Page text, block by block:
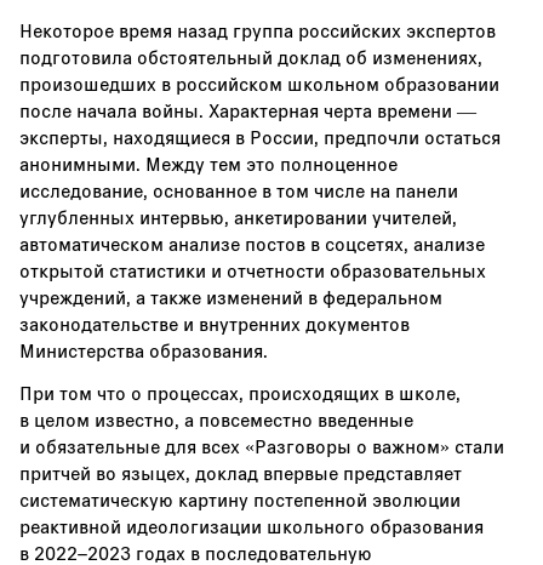
Некоторое время назад группа российских экспертов
подготовила обстоятельный доклад об изменениях,
произошедших в российском школьном образовании
после начала войны. Характерная черта времени —
эксперты, находящиеся в России, предпочли остаться
анонимными. Между тем это полноценное
исследование, основанное в том числе на панели
углубленных интервью, анкетировании учителей,
автоматическом анализе постов в соцсетях, анализе
открытой статистики и отчетности образовательных
учреждений, а также изменений в федеральном
законодательстве и внутренних документов
Министерства образования.
При том что о процессах, происходящих в школе,
в целом известно, а повсеместно введенные
и обязательные для всех «Разговоры о важном» стали
притчей во языцех, доклад впервые представляет
систематическую картину постепенной эволюции
реактивной идеологизации школьного образования
в 2022–2023 годах в последовательную